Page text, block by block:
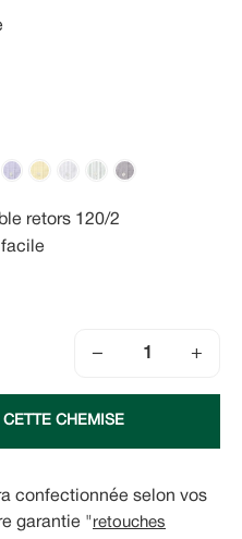
retors 120/2
− +
CHEMISE
confectionnée selon vos
garantie " retouches